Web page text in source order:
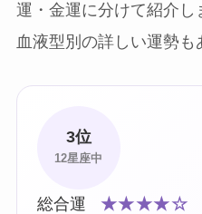
運・金運に分けて紹介し
血液型別の詳しい運勢も
3位
12星座中
総合運 ★★★★☆